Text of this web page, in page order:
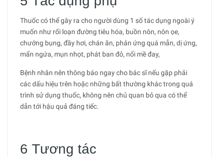
Thuốc có thể gây ra cho người dùng 1 số tác dụng ngoài ý
muốn như rối loạn đường tiêu hóa, buồn nôn, nôn ọe,
chướng bụng, đầy hơi, chán ăn, phản ứng quá mẫn, dị ứng,
mẩn ngứa, mụn nhọt, phát ban đỏ, nổi mề đay,
Bệnh nhân nên thông báo ngay cho bác sĩ nếu gặp phải
các dấu hiệu trên hoặc những bất thường khác trong quá
trình sử dụng thuốc, không nên chủ quan bỏ qua có thể
dẫn tới hậu quả đáng tiếc.
6 Tương tác